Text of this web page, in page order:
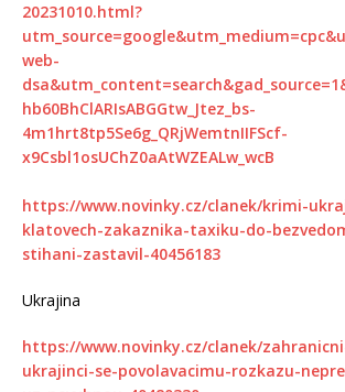
20231010.html?
web-
hb60BhClARIsABGGtw_Jtez_bs-
4m1hrt8tp5Se6g_QRjWemtnIIFScf-
x9Csbl1osUChZ0aAtWZEALw_wcB
https://www.novinky.cz/clanek/krimi-
klatovech-zakaznika-taxiku-do-
stihani-zastavil-40456183
Ukrajina
https://www.novinky.cz/clanek/
ukrajinci-se-povolavacimu-rozkazu-